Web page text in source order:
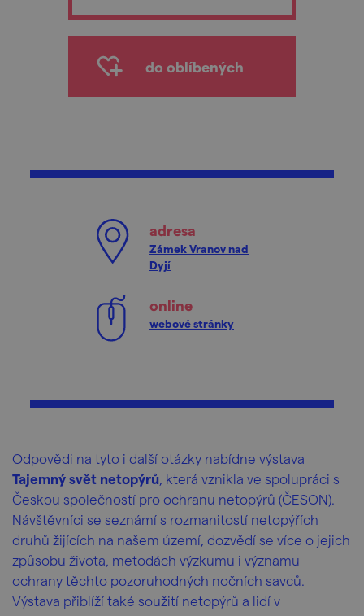
do oblíbených
adresa
Zámek Vranov nad
Dyjí
online
webové stránky
Odpovědi na tyto i další otázky nabídne výstava
Tajemný svět netopýrů , která vznikla ve spolupráci s
Českou společností pro ochranu netopýrů (ČESON).
Návštěvníci se seznámí s rozmanitostí netopýřích
druhů žijících na našem území, dozvědí se více o jejich
způsobu života, metodách výzkumu i významu
ochrany těchto pozoruhodných nočních savců.
Výstava přiblíží také soužití netopýrů a lidí v